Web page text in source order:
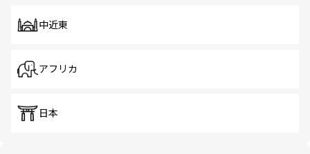
中近東
アフリカ
日本